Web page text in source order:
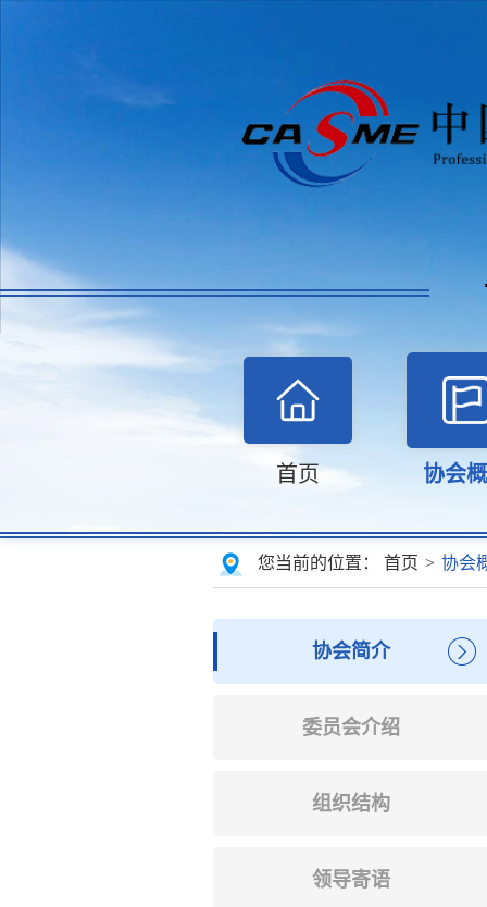
首页 协会
您当前的位置： 首页 > 协会
协会简介
委员会介绍
组织结构
领导寄语